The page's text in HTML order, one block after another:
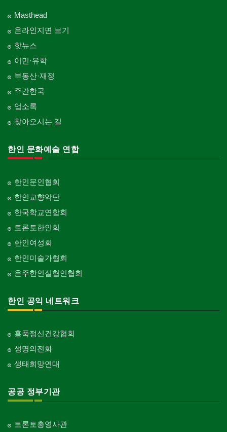
Masthead
온라인지면 보기
핫뉴스
이민·유학
부동산·재정
주간한국
업소록
찾아오시는 길
한인 문화예술 연합
한인문인협회
한인교향악단
한국학교연합회
토론토한인회
한인여성회
한인미술가협회
온주한인실협인협회
한인 공익 네트워크
홍푹정신건강협회
생명의전화
생태희망연대
공공 정부기관
토론토총영사관